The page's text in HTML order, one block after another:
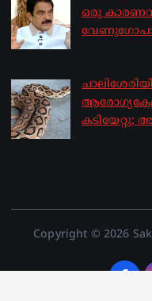
ഒരു
കടിയേറ്റു;
Copyright © 2026